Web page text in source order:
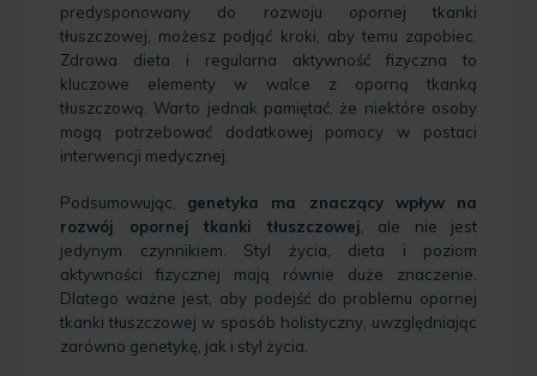
predysponowany do rozwoju opornej tkanki
tłuszczowej, możesz podjąć kroki, aby temu zapobiec.
Zdrowa dieta i regularna aktywność fizyczna to
kluczowe elementy w walce z oporną tkanką
tłuszczową. Warto jednak pamiętać, że niektóre osoby
mogą potrzebować dodatkowej pomocy w postaci
interwencji medycznej.
Podsumowując, genetyka ma znaczący wpływ na
rozwój opornej tkanki tłuszczowej , ale nie jest
jedynym czynnikiem. Styl życia, dieta i poziom
aktywności fizycznej mają równie duże znaczenie.
Dlatego ważne jest, aby podejść do problemu opornej
tkanki tłuszczowej w sposób holistyczny, uwzględniając
zarówno genetykę, jak i styl życia.